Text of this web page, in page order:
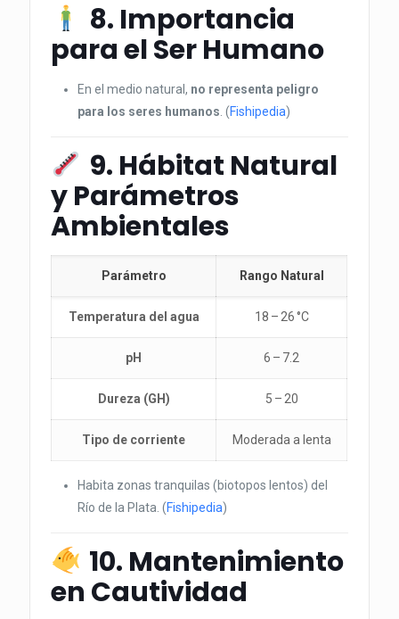
8. Importancia
para el Ser Humano
En el medio natural, no representa peligro
para los seres humanos. (Fishipedia)
9. Hábitat Natural
y Parámetros
Ambientales
Parámetro Rango Natural
Temperatura del agua 18 – 26 °C
pH 6 – 7.2
Dureza (GH) 5 – 20
Tipo de corriente Moderada a lenta
Habita zonas tranquilas (biotopos lentos) del
Río de la Plata. (Fishipedia)
10. Mantenimiento
en Cautividad